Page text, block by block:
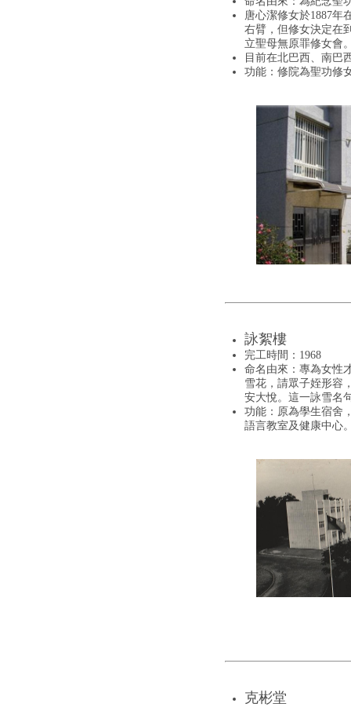
唐心潔修女於1887年
右臂，但修女決定在
立聖母無原罪修女會
目前在北巴西、南巴
功能：修院為聖功修
詠絮樓
完工時間：1968
命名由來：專為女性
雪花，請眾子姪形容
安大悅。這一詠雪名
功能：原為學生宿舍
語言教室及健康中心
克彬堂